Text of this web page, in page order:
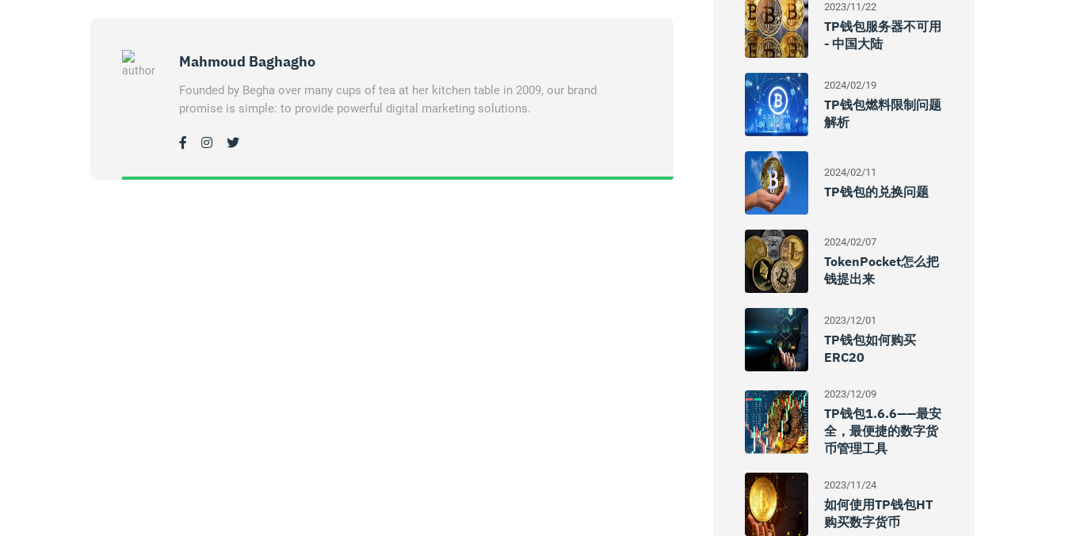
Mahmoud Baghagho
Founded by Begha over many cups of tea at her kitchen table in 2009, our brand
promise is simple: to provide powerful digital marketing solutions.
2023/11/22
TP钱包服务器不可用
- 中国大陆
2024/02/19
TP钱包燃料限制问题
解析
2024/02/11
TP钱包的兑换问题
2024/02/07
TokenPocket怎么把
钱提出来
2023/12/01
TP钱包如何购买
ERC20
2023/12/09
TP钱包1.6.6——最安
全，最便捷的数字货
币管理工具
2023/11/24
如何使用TP钱包HT
购买数字货币